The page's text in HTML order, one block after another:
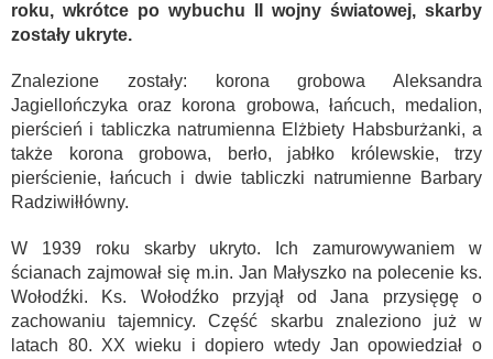
roku, wkrótce po wybuchu II wojny światowej, skarby
zostały ukryte.
Znalezione zostały: korona grobowa Aleksandra
Jagiellończyka oraz korona grobowa, łańcuch, medalion,
pierścień i tabliczka natrumienna Elżbiety Habsburżanki, a
także korona grobowa, berło, jabłko królewskie, trzy
pierścienie, łańcuch i dwie tabliczki natrumienne Barbary
Radziwiłłówny.
W 1939 roku skarby ukryto. Ich zamurowywaniem w
ścianach zajmował się m.in. Jan Małyszko na polecenie ks.
Wołodźki. Ks. Wołodźko przyjął od Jana przysięgę o
zachowaniu tajemnicy. Część skarbu znaleziono już w
latach 80. XX wieku i dopiero wtedy Jan opowiedział o